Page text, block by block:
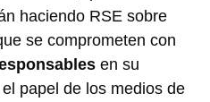
haciendo RSE sobre
se comprometen con
en su
papel de los medios de